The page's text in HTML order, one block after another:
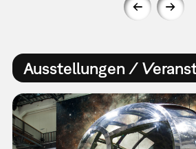
Ausstellungen /